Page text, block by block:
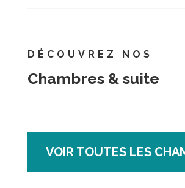
DÉCOUVREZ NOS
Chambres & suite
VOIR TOUTES LES